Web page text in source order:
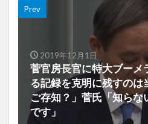
Prev
2019年12月1日
菅官房長官に特大ブーメ
る記録を克明に残すのは
ご存知？」菅氏「知ら
です」